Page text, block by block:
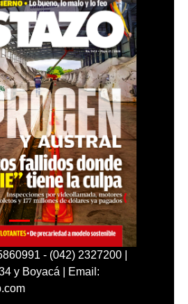
- (042) 2327200 |
y Boyacá | Email: